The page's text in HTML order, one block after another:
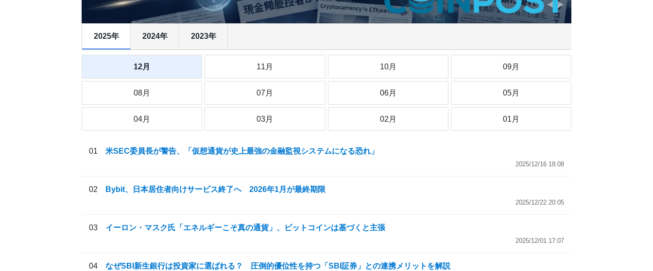
2025年 2024年 2023年
12月 11月 10月 09月
08月 07月 06月 05月
04月 03月 02月 01月
米SEC委員長が警告、「仮想通貨が史上最強の金融監視システムになる恐れ」
2025/12/16 18:08
Bybit、日本居住者向けサービス終了へ 2026年1月が最終期限
2025/12/22 20:05
イーロン・マスク氏「エネルギーこそ真の通貨」、ビットコインは基づくと主張
2025/12/01 17:07
なぜSBI新生銀行は投資家に選ばれる？ 圧倒的優位性を持つ「SBI証券」との連携メリットを解説